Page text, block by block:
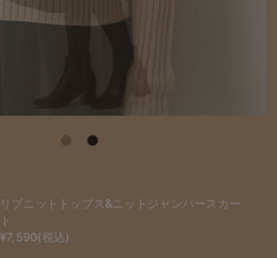
リブニットトップス&ニットジャンパースカー
ト
¥7,590(税込)